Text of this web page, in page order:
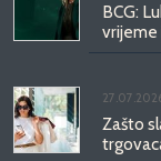
BCG:
vrijeme
Zašto